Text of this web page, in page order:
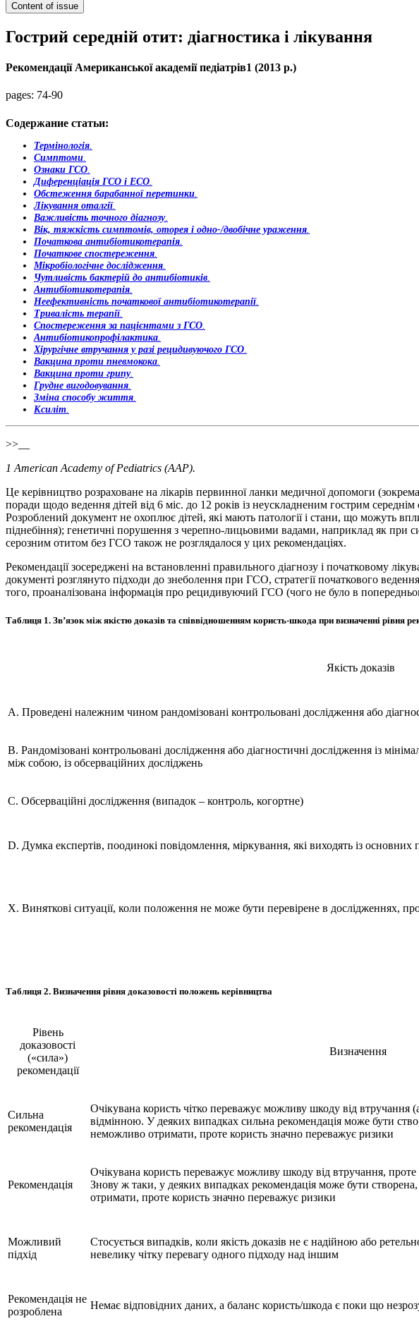
Content of issue
Гострий середній отит: діагностика і лікування
Рекомендації Американської академії педіатрів1 (2013 р.)
pages: 74-90
Содержание статьи:
Термінологія
Симптоми
Ознаки ГСО
Диференціація ГСО і ЕСО
Обстеження барабанної перетинки
Лікування оталгії.
Важливість точного діагнозу.
Вік, тяжкість симптомів, оторея і одно-/двобічне ураження
Початкова антибіотикотерапія
Початкове спостереження
Мікробіологічне дослідження
Чутливість бактерій до антибіотиків
Антибіотикотерапія
Неефективність початкової антибіотикотерапії.
Тривалість терапії.
Спостереження за пацієнтами з ГСО
Антибіотикопрофілактика
Хірургічне втручання у разі рецидивуючого ГСО
Вакцина проти пневмокока
Вакцина проти грипу.
Грудне вигодовування
Зміна способу життя
Ксиліт
>>__
1 American Academy of Pediatrics (ААР).
Це керівництво розраховане на лікарів первинної ланки медичної допомоги (зокрема
поради щодо ведення дітей від 6 міс. до 12 років із неускладненим гострим
Розроблений документ не охоплює дітей, які мають патології і стани, що можуть
піднебіння); генетичні порушення з черепно-лицьовими вадами, наприклад як при
серозним отитом без ГСО також не розглядалося у цих рекомендаціях.
Рекомендації зосереджені на встановленні правильного діагнозу і початковому
документі розглянуто підходи до знеболення при ГСО, стратегії початкового
того, проаналізована інформація про рецидивуючий ГСО (чого не було в
Таблиця 1. Зв’язок між якістю доказів та співвідношенням користь-шкода при визначенні рівня
Якість доказів
А. Проведені належним чином рандомізовані контрольовані дослідження або
В. Рандомізовані контрольовані дослідження або діагностичні дослідження із
між собою, із обсерваційних досліджень
С. Обсерваційні дослідження (випадок – контроль, когортне)
D. Думка експертів, поодинокі повідомлення, міркування, які виходять із основних
X. Виняткові ситуації, коли положення не може бути перевірене в дослідженнях,
Таблиця 2. Визначення рівня доказовості положень керівництва
Рівень
доказовості
(«сила»)
рекомендації
Визначення
Сильна
рекомендація
Очікувана користь чітко переважує можливу шкоду від втручання
відмінною. У деяких випадках сильна рекомендація може бути
неможливо отримати, проте користь значно переважує ризики
Рекомендація
Очікувана користь переважує можливу шкоду від втручання,
Знову ж таки, у деяких випадках рекомендація може бути
отримати, проте користь значно переважує ризики
Можливий
підхід
Стосується випадків, коли якість доказів не є надійною або
невелику чітку перевагу одного підходу над іншим
Рекомендація не
розроблена
Немає відповідних даних, а баланс користь/шкода є поки що